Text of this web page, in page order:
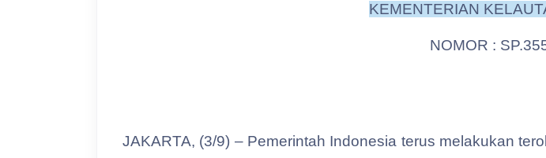
KEMENTERIAN
NOMOR :
JAKARTA, (3/9) – Pemerintah Indonesia terus melakukan